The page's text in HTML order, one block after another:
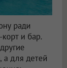
ради
и бар.
а для детей